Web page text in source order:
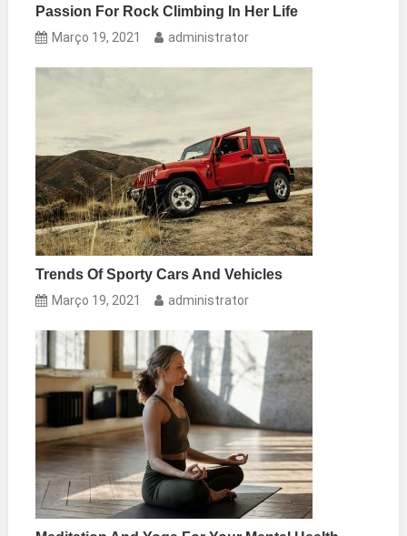
Passion For Rock Climbing In Her Life
Março 19, 2021 administrator
Trends Of Sporty Cars And Vehicles
Março 19, 2021 administrator